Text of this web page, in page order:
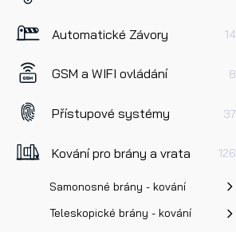
Automatické Závory 14
GSM a WIFI ovládání 8
Přístupové systémy 37
Kování pro brány a vrata 126
Samonosné brány - kování
Teleskopické brány - kování